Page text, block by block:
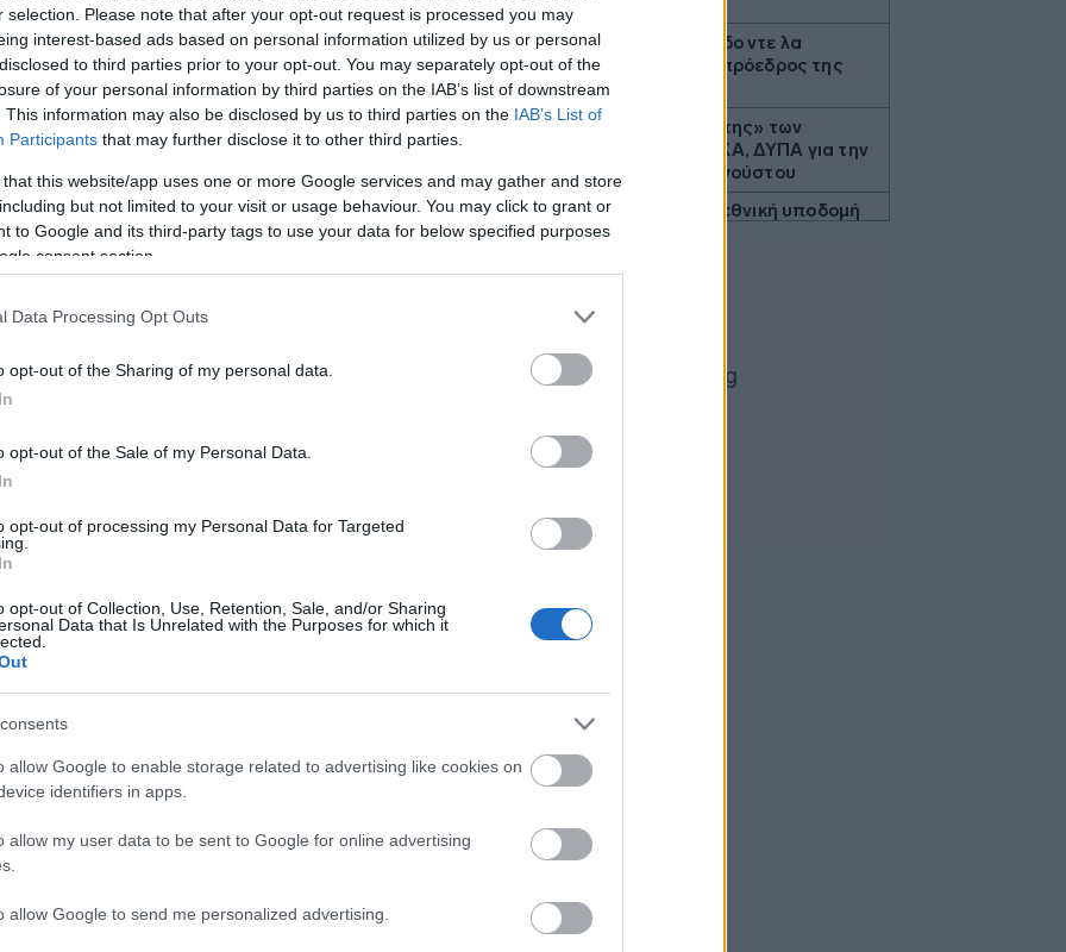
selection. Please note that after your opt-out request is processed you may
interest-based ads based on personal information utilized by us or personal
to third parties prior to your opt-out. You may separately opt-out of the
of your personal information by third parties on the IAB’s list of downstream
This information may also be disclosed by us to third parties on the IAB’s List of
Participants that may further disclose it to other third parties.
that this website/app uses one or more Google services and may gather and store
but not limited to your visit or usage behaviour. You may click to grant or
to Google and its third-party tags to use your data for below specified purposes
consent section.
Data Processing Opt Outs
opt-out of the Sharing of my personal data.
opt-out of the Sale of my Personal Data.
opt-out of processing my Personal Data for Targeted
opt-out of Collection, Use, Retention, Sale, and/or Sharing
Data that Is Unrelated with the Purposes for which it
allow Google to enable storage related to advertising like cookies on
identifiers in apps.
allow my user data to be sent to Google for online advertising
allow Google to send me personalized advertising.
10:38 Κολομβία: Ο Αμπελάρδο ντε λα
Εσπριέγια ορκίστηκε πρόεδρος της
χώρας
10:31
Υπ. Εργασίας: Ο «χάρτης» των
πληρωμών από e-ΕΦΚΑ, ΔΥΠΑ για την
περίοδο 10 έως 14 Αυγούστου
10:21 Health Monitoring: Η εθνική υποδομή
για αξιοποίηση δεδομένων υγείας
κίνδυνος ανανέωσης μιας μεγάλης
Βραζιλία: Σε χαμηλό δεκαετίας
SEC: Απέσυρε αγωγή για insider
τον Τραμπ
κατασκευή της αίθουσας χορού στον
Λευκό Οίκο
περιστατικό με το drone σύμφωνα με
τη ρωσική πρεσβεία στο Βερολίνο
09:00
Μαύρη Θάλασσα: Η εμπορική ναυτιλία
στην πρώτη γραμμή ενός ακήρυχτου
Ελληνική Αναπτυξιακή Τράπεζα: Με
Nvidia: Θα επενδύσει έως και 3 δισ.